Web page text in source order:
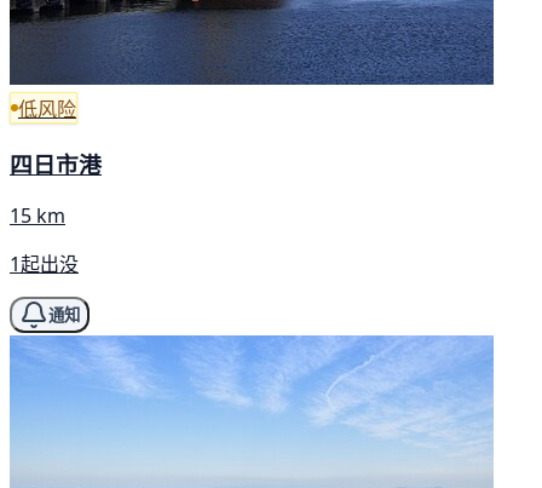
低风险
四日市港
15 km
1起出没
通知